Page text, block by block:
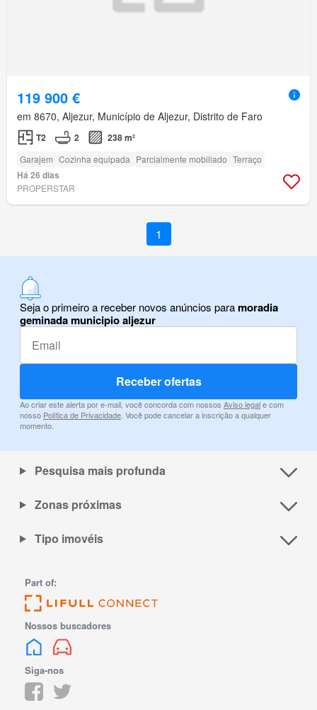
119 900 €
em 8670, Aljezur, Município de Aljezur, Distrito de Faro
T2 2 238 m²
Garajem Cozinha equipada Parcialmente mobiliado Terraço
Há 26 dias
PROPERSTAR
1
Seja o primeiro a receber novos anúncios paramoradia
geminada municipio aljezur
Receber ofertas
Ao criar este alerta por e-mail, você concorda com nossos Aviso legale com
nosso Política de Privacidade . Você pode cancelar a inscrição a qualquer
momento.
Pesquisa mais profunda
Zonas próximas
Tipo imovéis
Part of:
Nossos buscadores
Siga-nos